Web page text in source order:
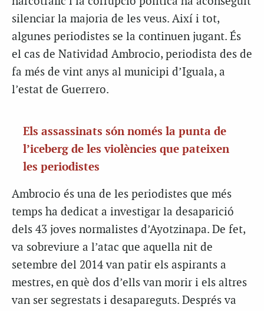
silenciar la majoria de les veus. Així i tot,
algunes periodistes se la continuen jugant. És
el cas de Natividad Ambrocio, periodista des de
fa més de vint anys al municipi d’Iguala, a
l’estat de Guerrero.
Els assassinats són només la punta de
l’iceberg de les violències que pateixen
les periodistes
Ambrocio és una de les periodistes que més
temps ha dedicat a investigar la desaparició
dels 43 joves normalistes d’Ayotzinapa. De fet,
va sobreviure a l’atac que aquella nit de
setembre del 2014 van patir els aspirants a
mestres, en què dos d’ells van morir i els altres
van ser segrestats i desapareguts. Després va